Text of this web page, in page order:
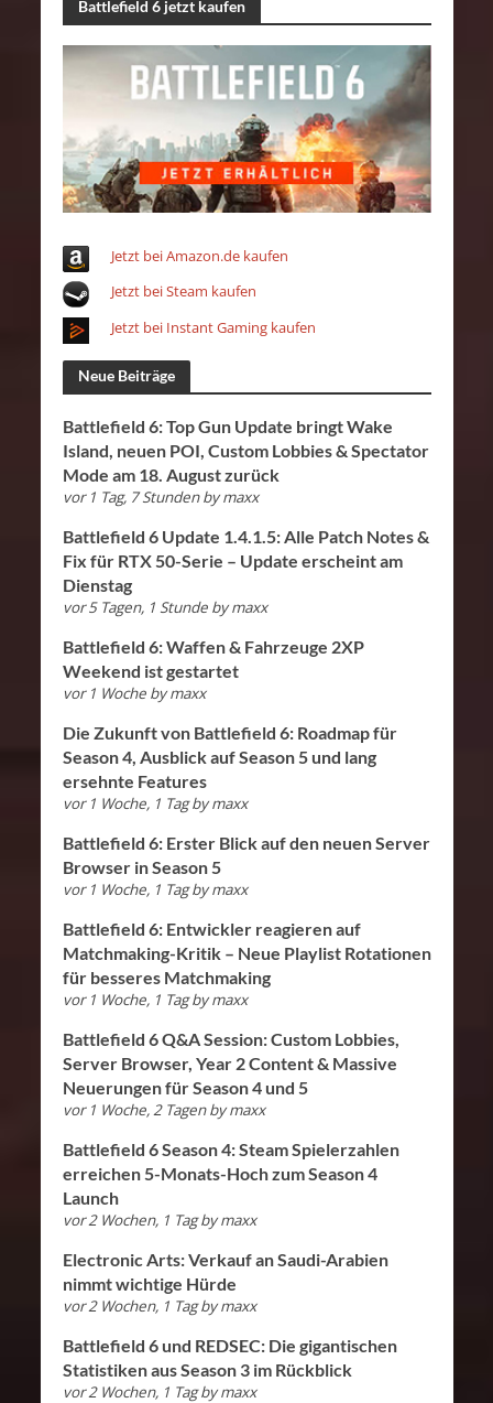
Battlefield 6 jetzt kaufen
Jetzt bei Amazon.de kaufen
Jetzt bei Steam kaufen
Jetzt bei Instant Gaming kaufen
Neue Beiträge
Battlefield 6: Top Gun Update bringt Wake
Island, neuen POI, Custom Lobbies & Spectator
Mode am 18. August zurück
vor 1 Tag, 7 Stunden bymaxx
Battlefield 6 Update 1.4.1.5: Alle Patch Notes &
Fix für RTX 50-Serie – Update erscheint am
Dienstag
vor 5 Tagen, 1 Stunde bymaxx
Battlefield 6: Waffen & Fahrzeuge 2XP
Weekend ist gestartet
vor 1 Woche bymaxx
Die Zukunft von Battlefield 6: Roadmap für
Season 4, Ausblick auf Season 5 und lang
ersehnte Features
vor 1 Woche, 1 Tag bymaxx
Battlefield 6: Erster Blick auf den neuen Server
Browser in Season 5
vor 1 Woche, 1 Tag bymaxx
Battlefield 6: Entwickler reagieren auf
Matchmaking-Kritik – Neue Playlist Rotationen
für besseres Matchmaking
vor 1 Woche, 1 Tag bymaxx
Battlefield 6 Q&A Session: Custom Lobbies,
Server Browser, Year 2 Content & Massive
Neuerungen für Season 4 und 5
vor 1 Woche, 2 Tagen bymaxx
Battlefield 6 Season 4: Steam Spielerzahlen
erreichen 5-Monats-Hoch zum Season 4
Launch
vor 2 Wochen, 1 Tag bymaxx
Electronic Arts: Verkauf an Saudi-Arabien
nimmt wichtige Hürde
vor 2 Wochen, 1 Tag bymaxx
Battlefield 6 und REDSEC: Die gigantischen
Statistiken aus Season 3 im Rückblick
vor 2 Wochen, 1 Tag bymaxx